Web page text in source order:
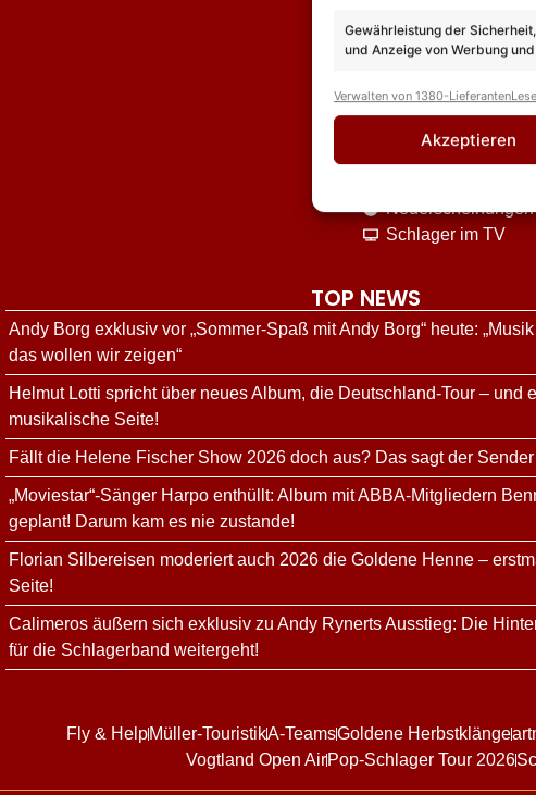
Gewährleistung der
und Anzeige von Werbung
Verwalten von 1380-Lieferanten
Akzeptieren
Neuerscheinungen
Schlager im TV
TOP NEWS
Andy Borg exklusiv vor „Sommer-Spaß mit Andy Borg“ heute:
das wollen wir zeigen“
Helmut Lotti spricht über neues Album, die Deutschland-Tour – und
musikalische Seite!
Fällt die Helene Fischer Show 2026 doch aus? Das sagt der
„Moviestar“-Sänger Harpo enthüllt: Album mit ABBA-Mitgliedern
geplant! Darum kam es nie zustande!
Florian Silbereisen moderiert auch 2026 die Goldene Henne –
Seite!
Calimeros äußern sich exklusiv zu Andy Rynerts Ausstieg: Die
für die Schlagerband weitergeht!
Fly & HelpMüller-TouristikA-TeamsGoldene Herbstklänge
Vogtland Open AirPop-Schlager Tour 2026